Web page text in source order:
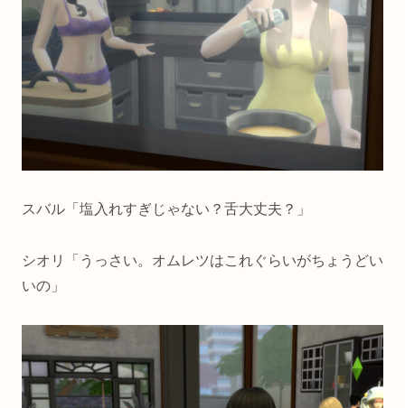
スバル「塩入れすぎじゃない？舌大丈夫？」
シオリ「うっさい。オムレツはこれぐらいがちょうどい
いの」